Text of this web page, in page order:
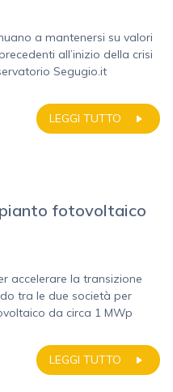
a mantenersi su valori
all’inizio della crisi
Segugio.it
LEGGI TUTTO
fotovoltaico
accelerare la transizione
tra le due società per
da circa 1 MWp
LEGGI TUTTO